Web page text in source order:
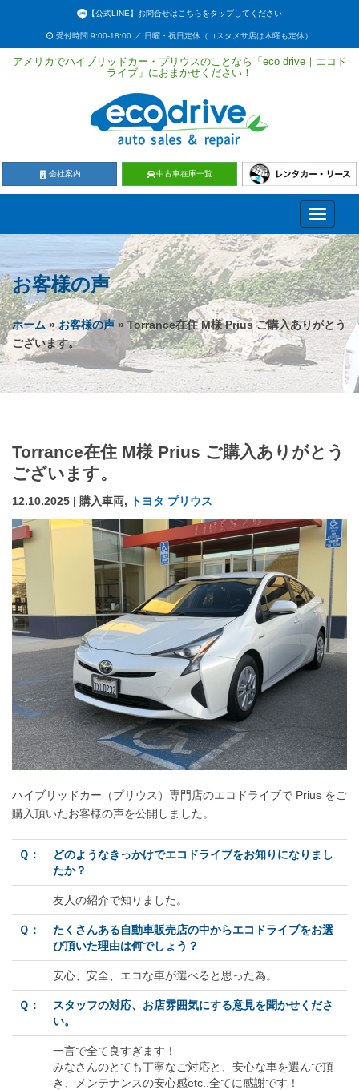
【公式LINE】お問合せはこちらをタップしてください
受付時間 9:00-18:00 ／ 日曜・祝日定休（コスタメサ店は木曜も定休）
アメリカでハイブリッドカー・プリウスのことなら「eco drive｜エコド
ライブ」におまかせください！
会社案内 中古車在庫一覧
Toggle
お客様の声
ホーム»お客様の声 » Torrance在住 M様 Prius ご購入ありがとう
ございます。
Torrance在住 M様 Prius ご購入ありがとう
ございます。
12.10.2025 | 購入車両, トヨタ プリウス
ハイブリッドカー（プリウス）専門店のエコドライブで Prius をご
購入頂いたお客様の声を公開しました。
Ｑ：
どのようなきっかけでエコドライブをお知りになりまし
たか？
友人の紹介で知りました。
Ｑ：
たくさんある自動車販売店の中からエコドライブをお選
び頂いた理由は何でしょう？
安心、安全、エコな車が選べると思った為。
Ｑ：
スタッフの対応、お店雰囲気にする意見を聞かせくださ
い。
一言で全て良すぎます！
みなさんのとても丁寧なご対応と、安心な車を選んで頂
き、メンテナンスの安心感etc..全てに感謝です！